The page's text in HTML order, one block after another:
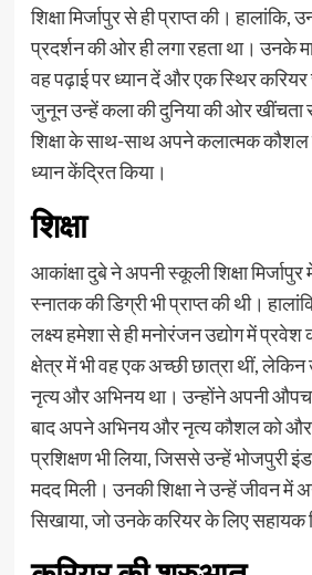
शिक्षा मिर्जापुर से ही प्राप्त की।
प्रदर्शन की ओर ही लगा रहता था। उनके
वह पढ़ाई पर ध्यान दें और एक स्थिर
जुनून उन्हें कला की दुनिया की ओर खींचता
शिक्षा के साथ-साथ अपने कलात्मक कौशल
ध्यान केंद्रित किया।
शिक्षा
आकांक्षा दुबे ने अपनी स्कूली शिक्षा मिर्जापुर
स्नातक की डिग्री भी प्राप्त की थी।
लक्ष्य हमेशा से ही मनोरंजन उद्योग में प्रवेश
क्षेत्र में भी वह एक अच्छी छात्रा थीं,
नृत्य और अभिनय था। उन्होंने अपनी
बाद अपने अभिनय और नृत्य कौशल को और
प्रशिक्षण भी लिया, जिससे उन्हें भोजपुरी
मदद मिली। उनकी शिक्षा ने उन्हें जीवन
सिखाया, जो उनके करियर के लिए सहायक